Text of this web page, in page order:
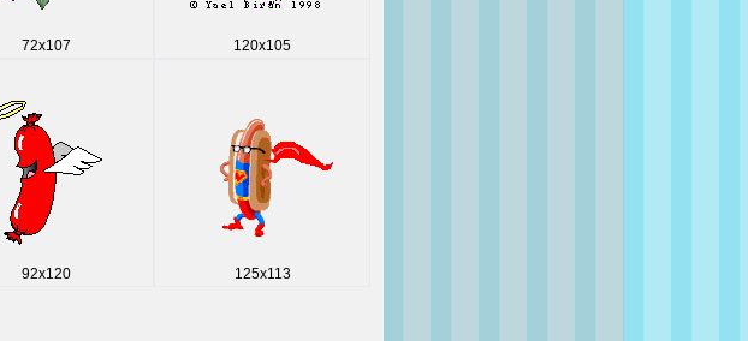
72x107 120x105
92x120 125x113